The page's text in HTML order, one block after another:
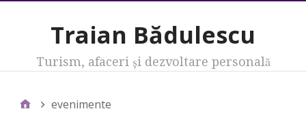
Traian Bădulescu
Turism, afaceri şi dezvoltare personală
evenimente